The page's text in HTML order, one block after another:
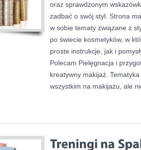
oraz sprawdzonym
zadbać o swój styl. Strona
w sobie tematy związane z
po świecie kosmetyków, w
proste instrukcje, jak i
Polecam Pielęgnacja i
kreatywny makijaż.
wszystkim na makijażu, ale